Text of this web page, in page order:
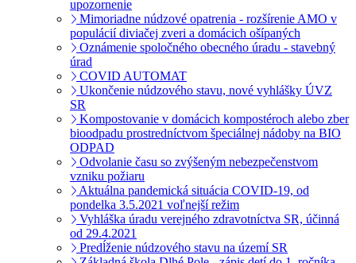
upozornenie
Mimoriadne núdzové opatrenia - rozšírenie AMO v
populácií diviačej zveri a domácich ošípaných
Oznámenie spoločného obecného úradu - stavebný
úrad
COVID AUTOMAT
Ukončenie núdzového stavu, nové vyhlášky ÚVZ
SR
Kompostovanie v domácich kompostéroch alebo zber
bioodpadu prostredníctvom špeciálnej nádoby na BIO
ODPAD
Odvolanie času so zvýšeným nebezpečenstvom
vzniku požiaru
Aktuálna pandemická situácia COVID-19, od
pondelka 3.5.2021 voľnejší režim
Vyhláška úradu verejného zdravotníctva SR, účinná
od 29.4.2021
Predĺženie núdzového stavu na území SR